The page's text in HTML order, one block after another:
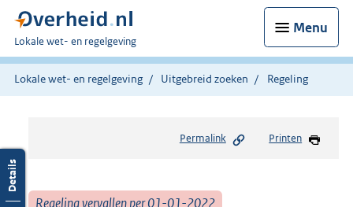
Menu
U
bent
hier:
Lokale wet- en regelgeving
Lokale wet- en regelgeving Uitgebreid zoeken Regeling
Permalink Printen
Regeling vervallen per 01-01-2022